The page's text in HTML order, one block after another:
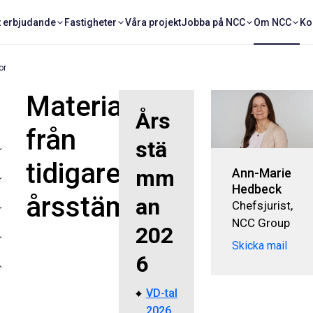
erbjudande Fastigheter Våra projektJobba på NCC Om NCC
Material
från
tidigare
årsstämmor
Års
stä
mm
an
202
6
VD-tal
Ann-Marie
Hedbeck
Chefsjurist,
NCC Group
Skicka mail